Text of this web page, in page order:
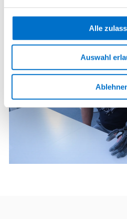
Alle
Auswahl
Lösung der
exomotion® passive